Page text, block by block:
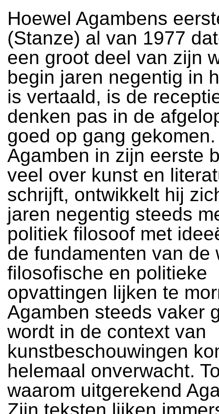
Hoewel Agambens
(Stanze) al van 1977
een groot deel van zijn
begin jaren negentig in
is vertaald, is de
denken pas in de
goed op gang
Agamben in zijn eerste
veel over kunst en
schrijft, ontwikkelt hij
jaren negentig steeds
politiek filosoof met
de fundamenten van de
filosofische en politieke
opvattingen lijken te
Agamben steeds vaker
wordt in de context van
kunstbeschouwingen
helemaal onverwacht.
waarom uitgerekend